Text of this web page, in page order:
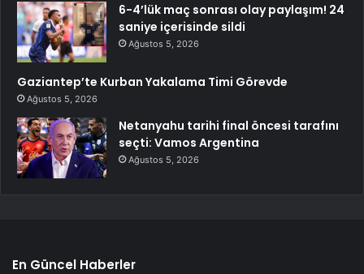
6-4’lük maç sonrası olay paylaşım! 24
saniye içerisinde sildi
Ağustos 5, 2026
Gaziantep’te Kurban Yakalama Timi Görevde
Ağustos 5, 2026
Netanyahu tarihi final öncesi tarafını
seçti: Vamos Argentina
Ağustos 5, 2026
En Güncel Haberler